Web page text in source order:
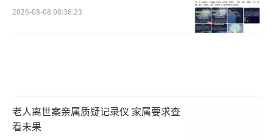
2026-08-08 08:36:23
老人离世案亲属质疑记录仪 家属要求查
看未果